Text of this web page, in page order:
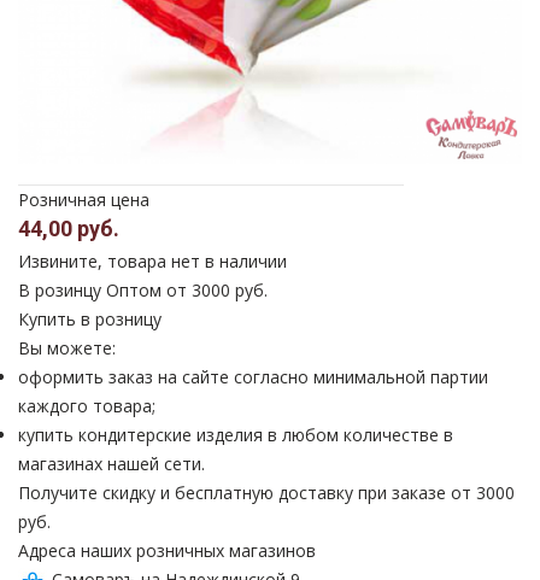
Розничная цена
44,00 руб.
Извините, товара нет в наличии
В розинцу Оптом от 3000 руб.
Купить в розницу
Вы можете:
оформить заказ на сайте согласно минимальной партии
каждого товара;
купить кондитерские изделия в любом количестве в
магазинах нашей сети.
Получите скидку и бесплатную доставку при заказе от 3000
руб.
Адреса наших розничных магазинов